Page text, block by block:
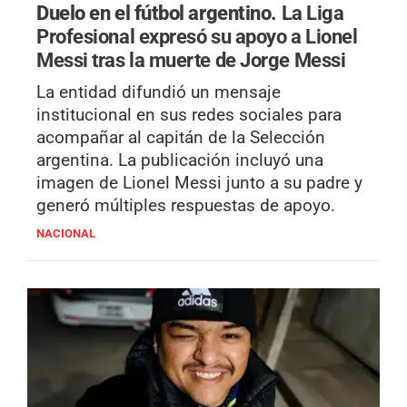
Duelo en el fútbol argentino. La Liga
Profesional expresó su apoyo a Lionel
Messi tras la muerte de Jorge Messi
La entidad difundió un mensaje
institucional en sus redes sociales para
acompañar al capitán de la Selección
argentina. La publicación incluyó una
imagen de Lionel Messi junto a su padre y
generó múltiples respuestas de apoyo.
NACIONAL